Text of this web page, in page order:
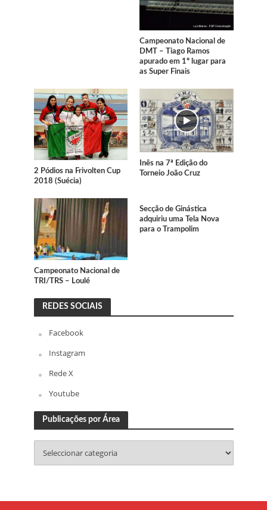
Campeonato Nacional de
DMT – Tiago Ramos
apurado em 1º lugar para
as Super Finais
2 Pódios na Frivolten Cup
2018 (Suécia)
Inês na 7ª Edição do
Torneio João Cruz
Campeonato Nacional de
TRI/TRS – Loulé
Secção de Ginástica
adquiriu uma Tela Nova
para o Trampolim
REDES SOCIAIS
Facebook
Instagram
Rede X
Youtube
Publicações por Área